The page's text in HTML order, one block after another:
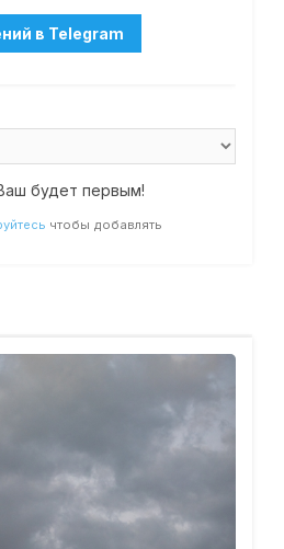
будет первым!
чтобы добавлять